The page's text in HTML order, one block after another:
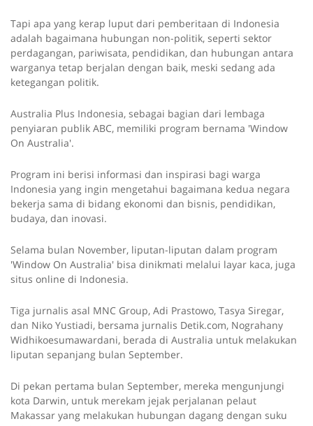
Tapi apa yang kerap luput dari pemberitaan di Indonesia
adalah bagaimana hubungan non-politik, seperti sektor
perdagangan, pariwisata, pendidikan, dan hubungan antara
warganya tetap berjalan dengan baik, meski sedang ada
ketegangan politik.
Australia Plus Indonesia, sebagai bagian dari lembaga
penyiaran publik ABC, memiliki program bernama 'Window
On Australia'.
Program ini berisi informasi dan inspirasi bagi warga
Indonesia yang ingin mengetahui bagaimana kedua negara
bekerja sama di bidang ekonomi dan bisnis, pendidikan,
budaya, dan inovasi.
Selama bulan November, liputan-liputan dalam program
'Window On Australia' bisa dinikmati melalui layar kaca, juga
situs online di Indonesia.
Tiga jurnalis asal MNC Group, Adi Prastowo, Tasya Siregar,
dan Niko Yustiadi, bersama jurnalis Detik.com, Nograhany
Widhikoesumawardani, berada di Australia untuk melakukan
liputan sepanjang bulan September.
Di pekan pertama bulan September, mereka mengunjungi
kota Darwin, untuk merekam jejak perjalanan pelaut
Makassar yang melakukan hubungan dagang dengan suku